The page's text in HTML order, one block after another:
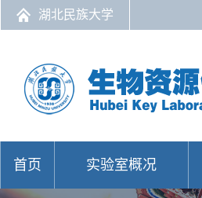
湖北民族大学
首页 实验室概况